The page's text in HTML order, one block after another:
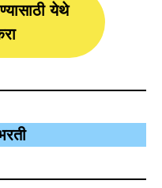
येथे